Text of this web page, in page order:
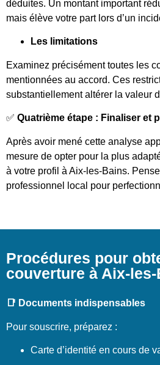
déduites. Un montant important
mais élève votre part lors d’un
Les limitations
Examinez précisément toutes les
mentionnées au accord. Ces
substantiellement altérer la valeur
✅ Quatrième étape : Finaliser et
Après avoir mené cette analyse
mesure de opter pour la plus
à votre profil à Aix-les-Bains.
professionnel local pour
Procédures pour
couverture à Aix-
📑 Documents indispensables
Pour souscrire, préparez :
Carte d’identité en cours de